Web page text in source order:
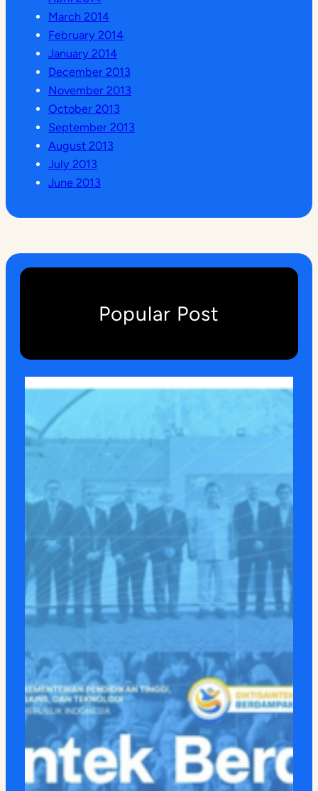
March 2014
February 2014
January 2014
December 2013
November 2013
October 2013
September 2013
August 2013
July 2013
June 2013
Popular Post